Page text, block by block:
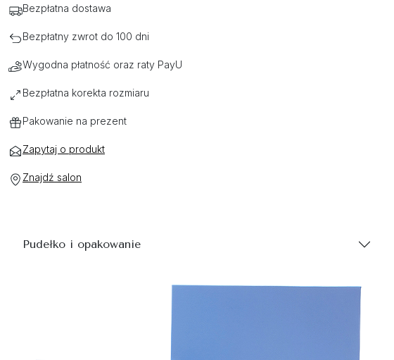
Bezpłatna dostawa
Bezpłatny zwrot do 100 dni
Wygodna płatność oraz raty PayU
Bezpłatna korekta rozmiaru
Pakowanie na prezent
Zapytaj o produkt
Znajdź salon
Pudełko i opakowanie